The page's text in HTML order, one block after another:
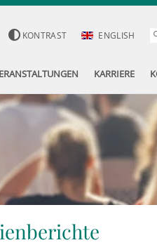
KONTRAST ENGLISH
KARRIERE